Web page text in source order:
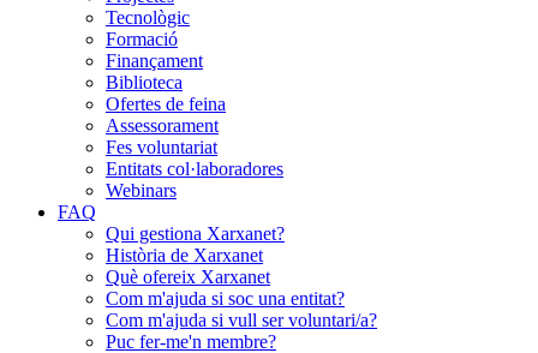
Tecnològic
Formació
Finançament
Biblioteca
Ofertes de feina
Assessorament
Fes voluntariat
Entitats col·laboradores
Webinars
FAQ
Qui gestiona Xarxanet?
Història de Xarxanet
Què ofereix Xarxanet
Com m'ajuda si soc una entitat?
Com m'ajuda si vull ser voluntari/a?
Puc fer-me'n membre?